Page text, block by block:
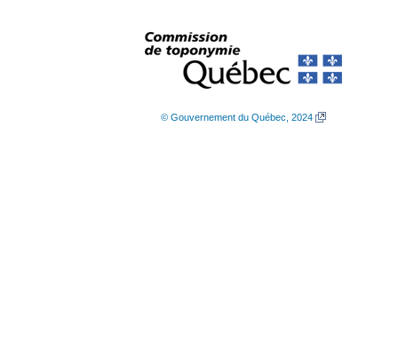
© Gouvernement du Québec, 2024